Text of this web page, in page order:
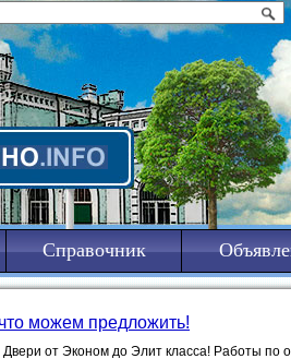
Справочник
можем предложить!
Двери от Эконом до Элит класса! Работы